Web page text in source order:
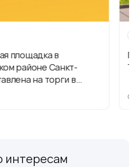
площадка в
районе Санкт-
на торги в
интересам